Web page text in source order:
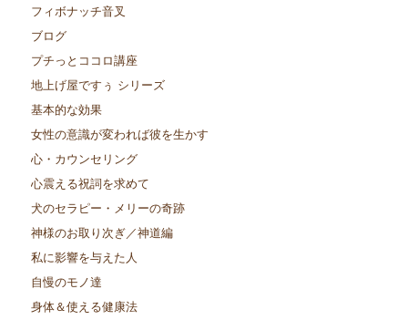
フィボナッチ音叉
ブログ
プチっとココロ講座
地上げ屋ですぅ シリーズ
基本的な効果
女性の意識が変われば彼を生かす
心・カウンセリング
心震える祝詞を求めて
犬のセラピー・メリーの奇跡
神様のお取り次ぎ／神道編
私に影響を与えた人
自慢のモノ達
身体＆使える健康法